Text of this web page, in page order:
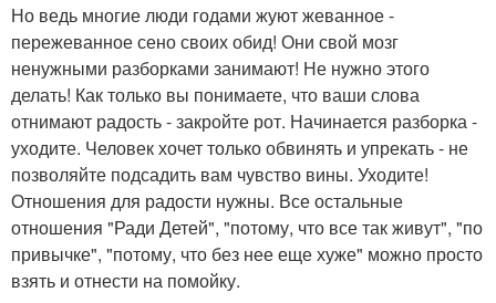
Но ведь многие люди годами жуют жеванное -
пережеванное сено своих обид! Они свой мозг
ненужными разборками занимают! Не нужно этого
делать! Как только вы понимаете, что ваши слова
отнимают радость - закройте рот. Начинается разборка -
уходите. Человек хочет только обвинять и упрекать - не
позволяйте подсадить вам чувство вины. Уходите!
Отношения для радости нужны. Все остальные
отношения "Ради Детей", "потому, что все так живут", "по
привычке", "потому, что без нее еще хуже" можно просто
взять и отнести на помойку.